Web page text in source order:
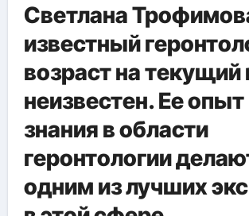
Светлана
известный
возраст на
неизвестен. Ее опыт
знания в области
геронтологии
одним из лучших